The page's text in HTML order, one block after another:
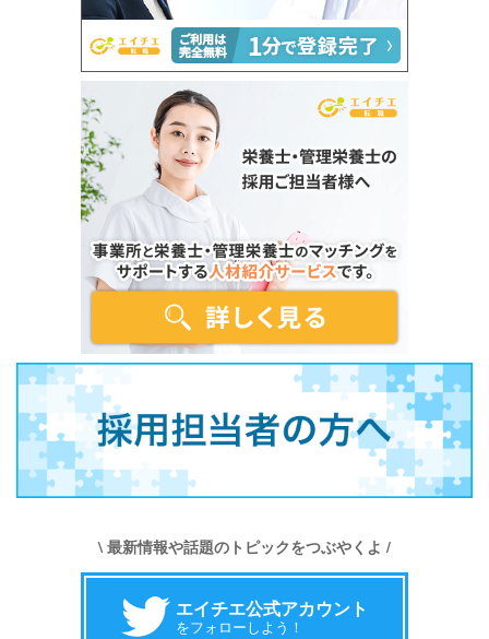
\ 最新情報や話題のトピックをつぶやくよ /
エイチエ公式アカウント
をフォローしよう！